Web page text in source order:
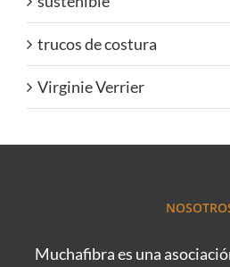
trucos de costura
Virginie Verrier
Muchafibra es una